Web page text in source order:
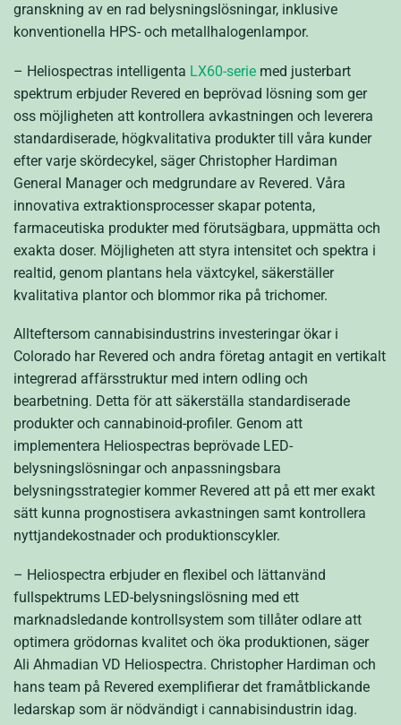
granskning av en rad belysningslösningar, inklusive
konventionella HPS- och metallhalogenlampor.
– Heliospectras intelligenta LX60-serie med justerbart
spektrum erbjuder Revered en beprövad lösning som ger
oss möjligheten att kontrollera avkastningen och leverera
standardiserade, högkvalitativa produkter till våra kunder
efter varje skördecykel, säger Christopher Hardiman
General Manager och medgrundare av Revered. Våra
innovativa extraktionsprocesser skapar potenta,
farmaceutiska produkter med förutsägbara, uppmätta och
exakta doser. Möjligheten att styra intensitet och spektra i
realtid, genom plantans hela växtcykel, säkerställer
kvalitativa plantor och blommor rika på trichomer.
Allteftersom cannabisindustrins investeringar ökar i
Colorado har Revered och andra företag antagit en vertikalt
integrerad affärsstruktur med intern odling och
bearbetning. Detta för att säkerställa standardiserade
produkter och cannabinoid-profiler. Genom att
implementera Heliospectras beprövade LED-
belysningslösningar och anpassningsbara
belysningsstrategier kommer Revered att på ett mer exakt
sätt kunna prognostisera avkastningen samt kontrollera
nyttjandekostnader och produktionscykler.
– Heliospectra erbjuder en flexibel och lättanvänd
fullspektrums LED-belysningslösning med ett
marknadsledande kontrollsystem som tillåter odlare att
optimera grödornas kvalitet och öka produktionen, säger
Ali Ahmadian VD Heliospectra. Christopher Hardiman och
hans team på Revered exemplifierar det framåtblickande
ledarskap som är nödvändigt i cannabisindustrin idag.